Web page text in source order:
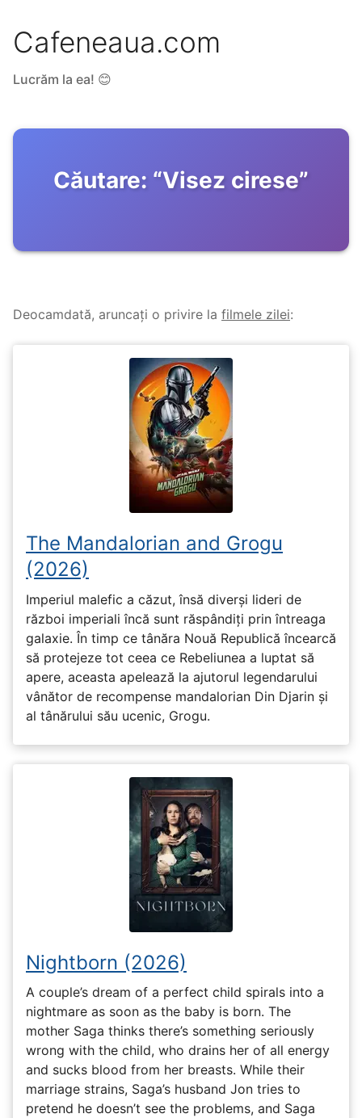
Cafeneaua.com
Lucrăm la ea! 😊
Căutare: “Visez cirese”
Deocamdată, aruncați o privire la filmele zilei:
The Mandalorian and Grogu
(2026)
Imperiul malefic a căzut, însă diverși lideri de
război imperiali încă sunt răspândiți prin întreaga
galaxie. În timp ce tânăra Nouă Republică încearcă
să protejeze tot ceea ce Rebeliunea a luptat să
apere, aceasta apelează la ajutorul legendarului
vânător de recompense mandalorian Din Djarin și
al tânărului său ucenic, Grogu.
Nightborn (2026)
A couple’s dream of a perfect child spirals into a
nightmare as soon as the baby is born. The
mother Saga thinks there’s something seriously
wrong with the child, who drains her of all energy
and sucks blood from her breasts. While their
marriage strains, Saga’s husband Jon tries to
pretend he doesn’t see the problems, and Saga